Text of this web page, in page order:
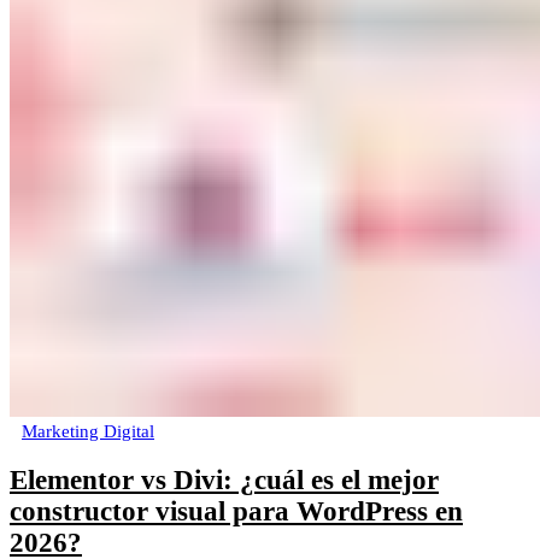
Marketing Digital
Elementor vs Divi: ¿cuál es el mejor
constructor visual para WordPress en
2026?